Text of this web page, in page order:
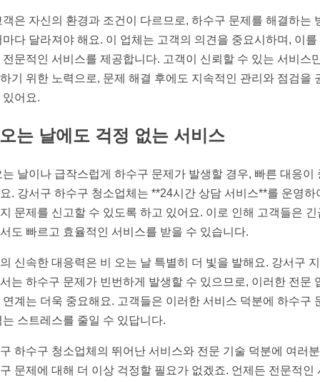
객은 자신의 환경과 조건이 다르므로, 하수구 문제를 해결하는
마다 달라져야 해요. 이 업체는 고객의 의견을 중요시하며, 이를
전문적인 서비스를 제공합니다. 고객이 신뢰할 수 있는 서비스
기 위한 노력으로, 문제 해결 후에도 지속적인 관리와 점검을
있어요.
는 날에도 걱정 없는 서비스
는 날이나 급작스럽게 하수구 문제가 발생할 경우, 빠른 대응이
. 강서구 하수구 청소업체는 **24시간 상담 서비스**를 운영하
문제를 신고할 수 있도록 하고 있어요. 이로 인해 고객들은 긴
도 빠르고 효율적인 서비스를 받을 수 있습니다.
신속한 대응력은 비 오는 날 특별히 더 빛을 발해요. 강서구
는 하수구 문제가 빈번하게 발생할 수 있으므로, 이러한 전문
연계는 더욱 중요해요. 고객들은 이러한 서비스 덕분에 하수구
는 스트레스를 줄일 수 있답니다.
하수구 청소업체의 뛰어난 서비스와 전문 기술 덕분에 여러
문제에 대해 더 이상 걱정할 필요가 없겠죠. 언제든 전문적인